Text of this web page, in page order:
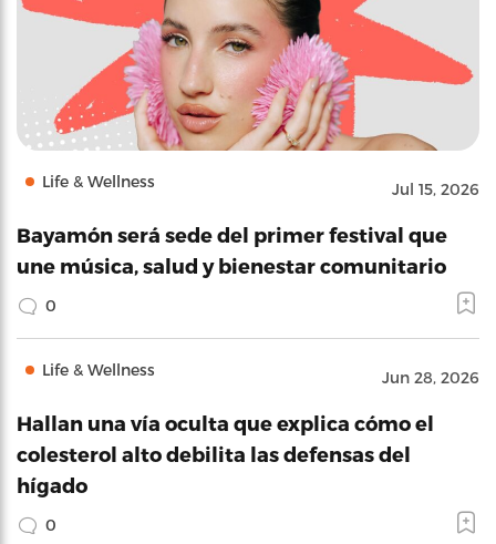
Life & Wellness Jul 15, 2026
Bayamón será sede del primer festival que
une música, salud y bienestar comunitario
0
Life & Wellness Jun 28, 2026
Hallan una vía oculta que explica cómo el
colesterol alto debilita las defensas del
hígado
0